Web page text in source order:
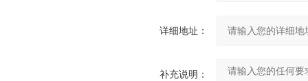
详细地址：
补充说明：